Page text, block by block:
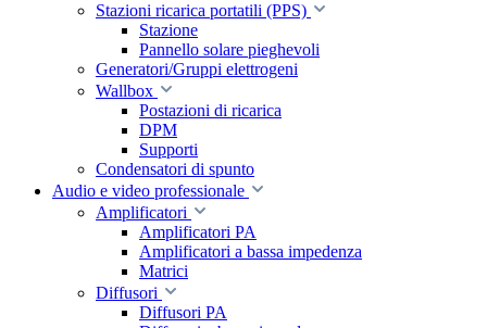
Stazioni ricarica portatili (PPS)
Stazione
Pannello solare pieghevoli
Generatori/Gruppi elettrogeni
Wallbox
Postazioni di ricarica
DPM
Supporti
Condensatori di spunto
Audio e video professionale
Amplificatori
Amplificatori PA
Amplificatori a bassa impedenza
Matrici
Diffusori
Diffusori PA